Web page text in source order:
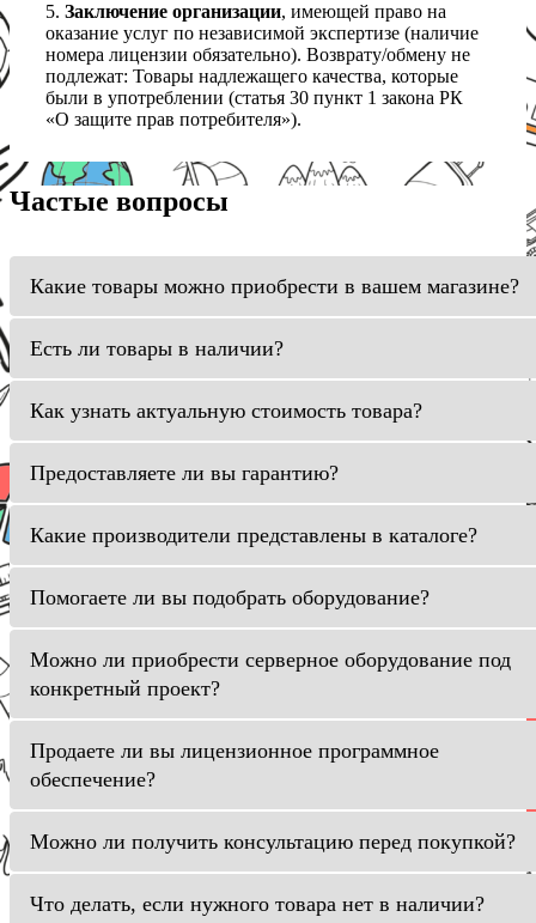
5. Заключение организации, имеющей право на
оказание услуг по независимой экспертизе (наличие
номера лицензии обязательно). Возврату/обмену не
подлежат: Товары надлежащего качества, которые
были в употреблении (статья 30 пункт 1 закона РК
«О защите прав потребителя»).
Частые вопросы
Какие товары можно приобрести в вашем магазине?
Есть ли товары в наличии?
Как узнать актуальную стоимость товара?
Предоставляете ли вы гарантию?
Какие производители представлены в каталоге?
Помогаете ли вы подобрать оборудование?
Можно ли приобрести серверное оборудование под
конкретный проект?
Продаете ли вы лицензионное программное
обеспечение?
Можно ли получить консультацию перед покупкой?
Что делать, если нужного товара нет в наличии?